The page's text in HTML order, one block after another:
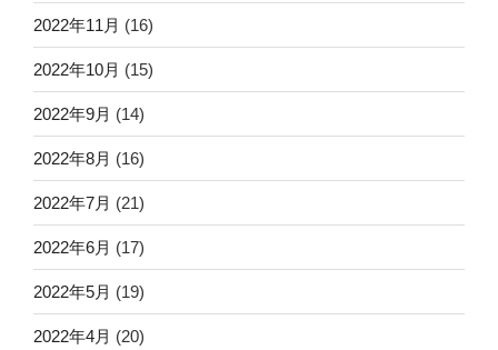
2022年11月 (16)
2022年10月 (15)
2022年9月 (14)
2022年8月 (16)
2022年7月 (21)
2022年6月 (17)
2022年5月 (19)
2022年4月 (20)